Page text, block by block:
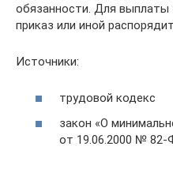
обязанности. Для
приказ или иной
Источники:
трудовой кодекс
закон «О
от 19.06.2000 № 82-